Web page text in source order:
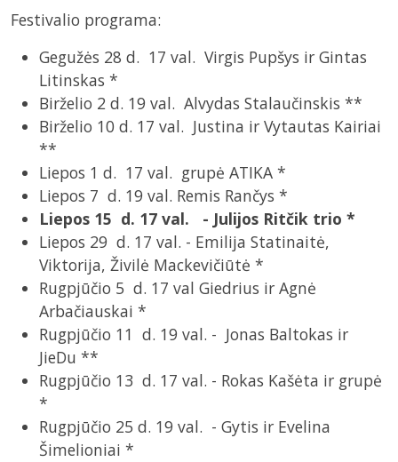
Festivalio programa:
Gegužės 28 d. 17 val. Virgis Pupšys ir Gintas
Litinskas *
Birželio 2 d. 19 val. Alvydas Stalaučinskis **
Birželio 10 d. 17 val. Justina ir Vytautas Kairiai
**
Liepos 1 d. 17 val. grupė ATIKA *
Liepos 7 d. 19 val. Remis Rančys *
Liepos 15 d. 17 val. - Julijos Ritčik trio *
Liepos 29 d. 17 val. - Emilija Statinaitė,
Viktorija, Živilė Mackevičiūtė *
Rugpjūčio 5 d. 17 val Giedrius ir Agnė
Arbačiauskai *
Rugpjūčio 11 d. 19 val. - Jonas Baltokas ir
JieDu **
Rugpjūčio 13 d. 17 val. - Rokas Kašėta ir grupė
*
Rugpjūčio 25 d. 19 val. - Gytis ir Evelina
Šimelioniai *